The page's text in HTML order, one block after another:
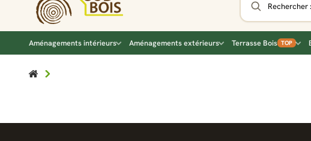
Aménagements intérieurs Aménagements extérieurs Terrasse Bois TOP